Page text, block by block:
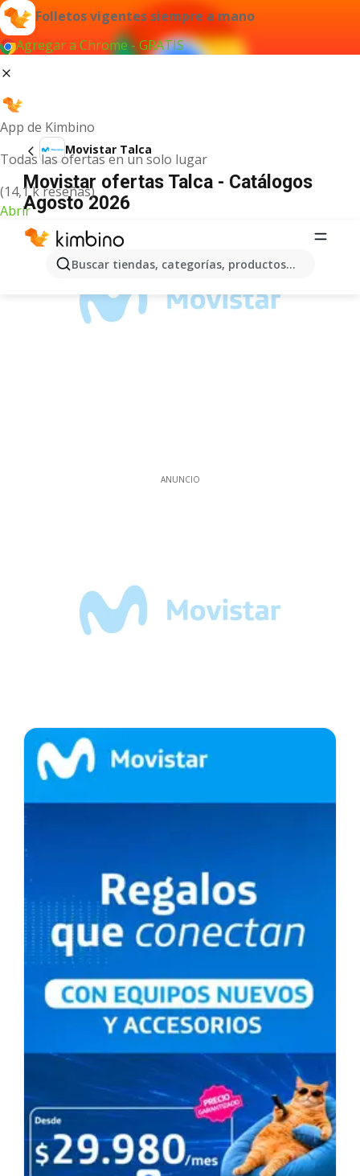
Folletos vigentes siempre a mano
Agregar a Chrome - GRATIS
App de Kimbino
Todas las ofertas en un solo lugar
(14,1 k reseñas)
Abrir
Buscar tiendas, categorías, productos...
Movistar Talca
Movistar ofertas Talca - Catálogos
Agosto 2026
ANUNCIO